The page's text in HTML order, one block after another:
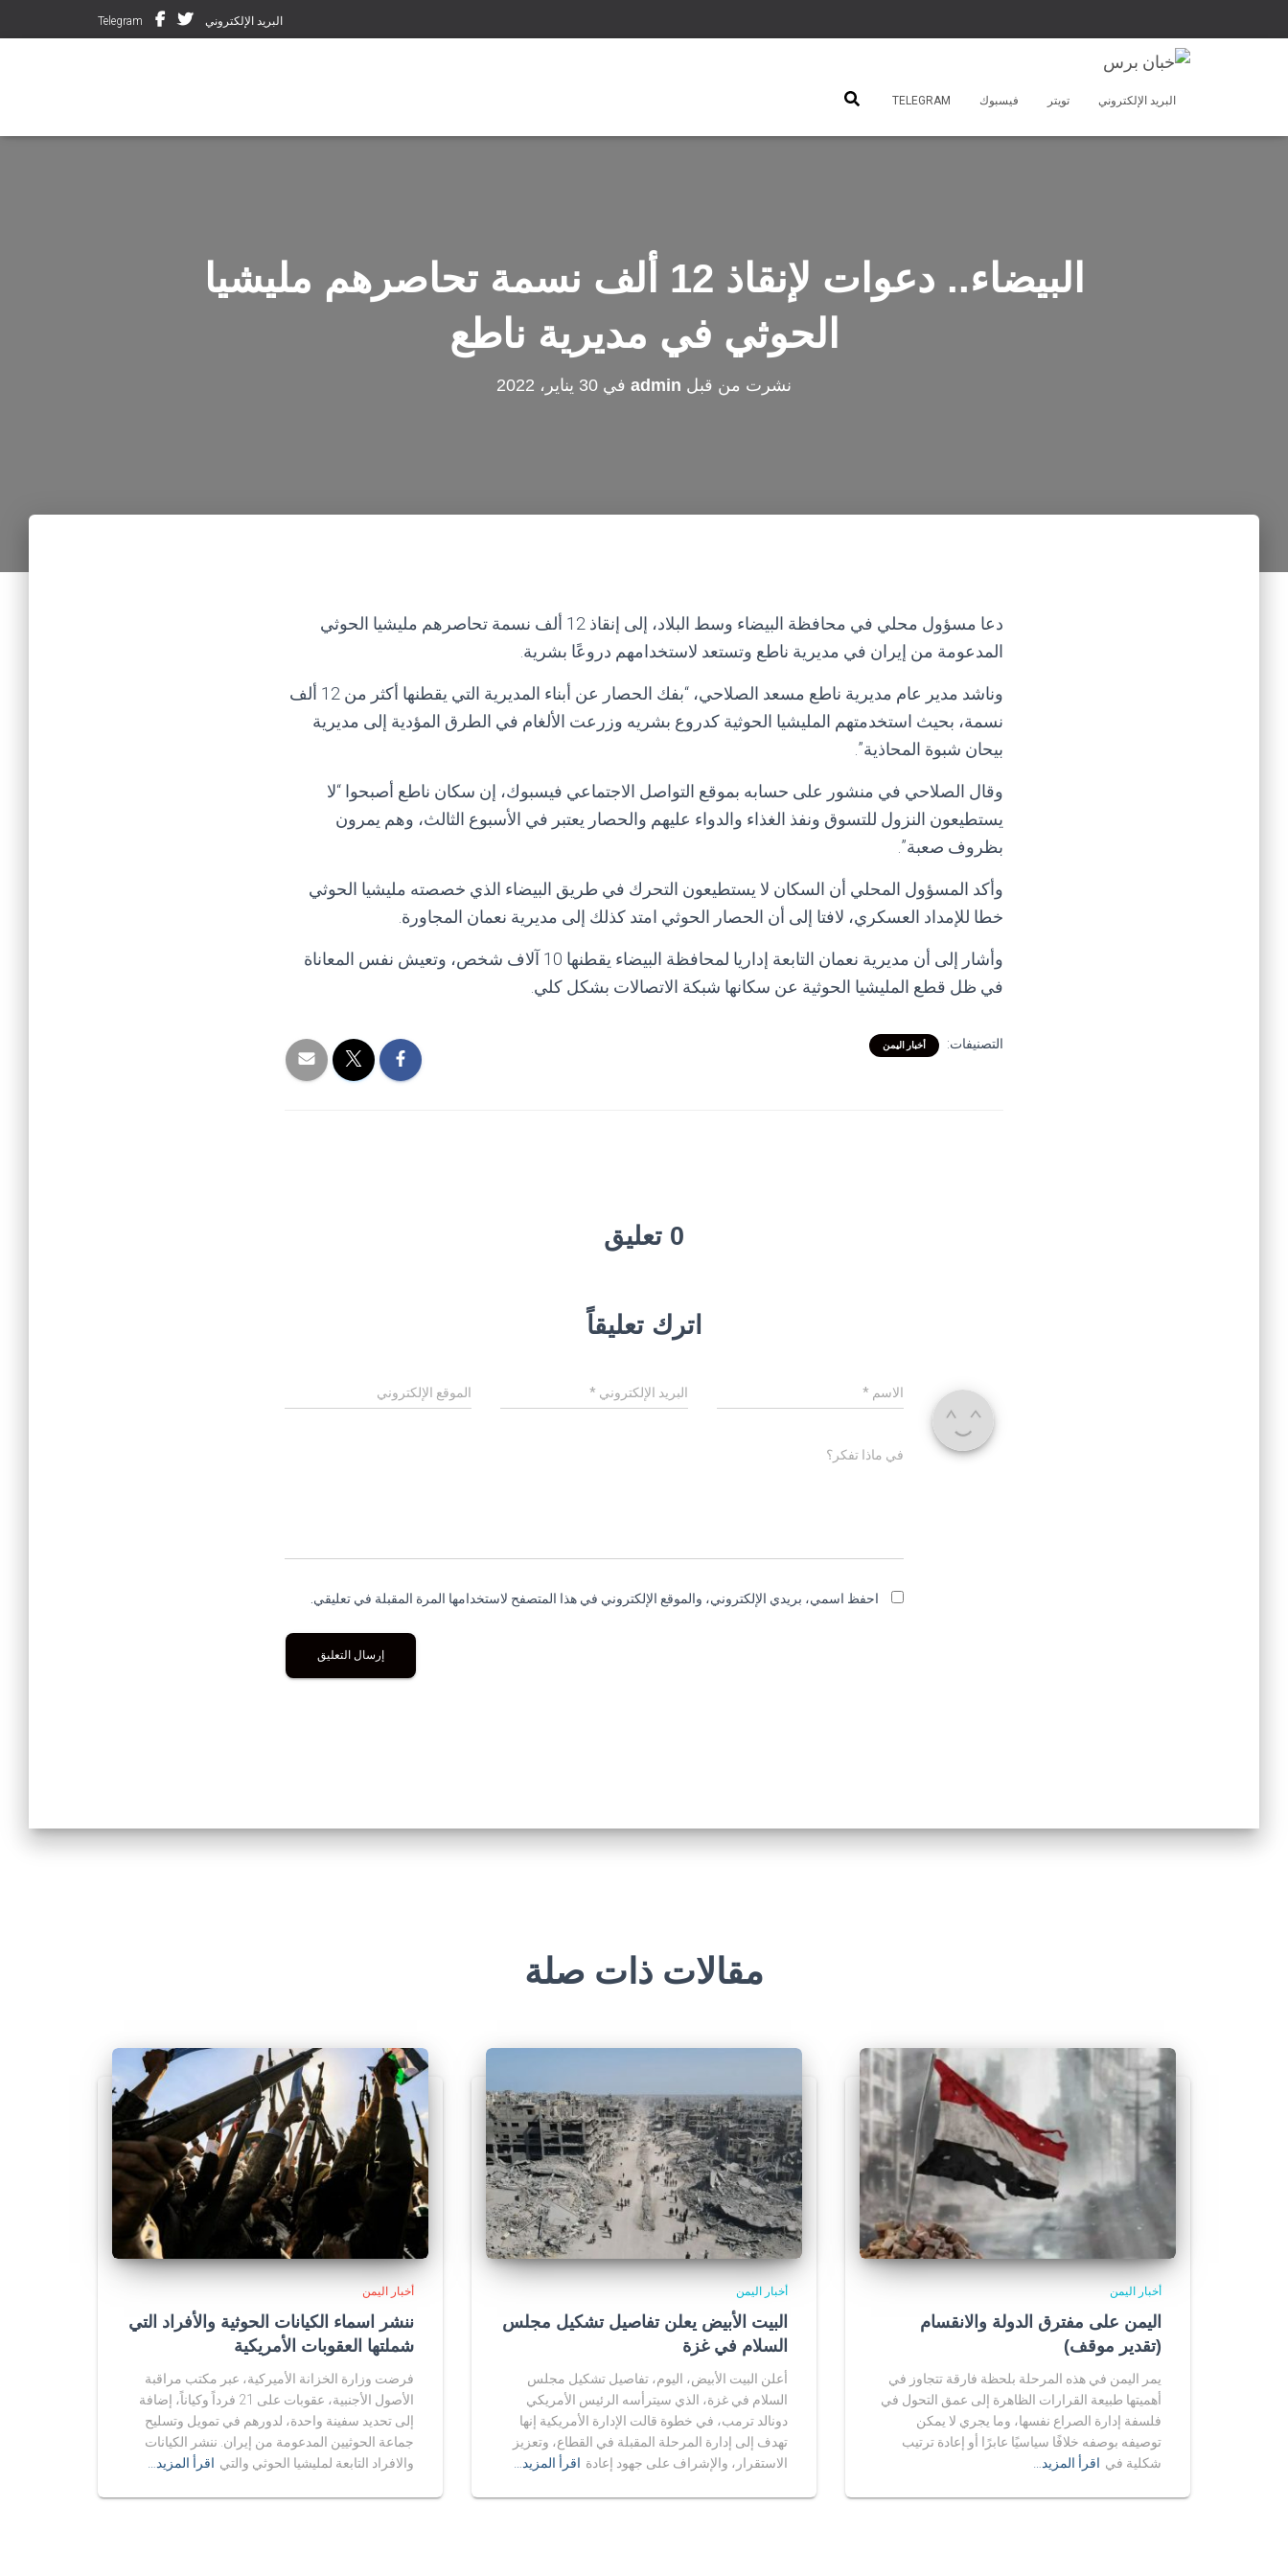
البريد الإلكتروني Telegram
البريد الإلكتروني تويتر فيسبوك TELEGRAM
البيضاء.. دعوات لإنقاذ 12 ألف نسمة تحاصرهم مليشيا
الحوثي في مديرية ناطع
نشرت من قبل admin في 30 يناير، 2022
دعا مسؤول محلي في محافظة البيضاء وسط البلاد، إلى إنقاذ 12 ألف نسمة تحاصرهم مليشيا الحوثي
المدعومة من إيران في مديرية ناطع وتستعد لاستخدامهم دروعًا بشرية.
وناشد مدير عام مديرية ناطع مسعد الصلاحي، “بفك الحصار عن أبناء المديرية التي يقطنها أكثر من 12 ألف
نسمة، بحيث استخدمتهم المليشيا الحوثية كدروع بشريه وزرعت الألغام في الطرق المؤدية إلى مديرية
بيحان شبوة المحاذية”.
وقال الصلاحي في منشور على حسابه بموقع التواصل الاجتماعي فيسبوك، إن سكان ناطع أصبحوا “لا
يستطيعون النزول للتسوق ونفذ الغذاء والدواء عليهم والحصار يعتبر في الأسبوع الثالث، وهم يمرون
بظروف صعبة”.
وأكد المسؤول المحلي أن السكان لا يستطيعون التحرك في طريق البيضاء الذي خصصته مليشيا الحوثي
خطا للإمداد العسكري، لافتا إلى أن الحصار الحوثي امتد كذلك إلى مديرية نعمان المجاورة.
وأشار إلى أن مديرية نعمان التابعة إداريا لمحافظة البيضاء يقطنها 10 آلاف شخص، وتعيش نفس المعاناة
في ظل قطع المليشيا الحوثية عن سكانها شبكة الاتصالات بشكل كلي.
التصنيفات: أخبار اليمن
0 تعليق
اترك تعليقاً
الاسم * البريد الإلكتروني * الموقع الإلكتروني
في ماذا تفكر؟
احفظ اسمي، بريدي الإلكتروني، والموقع الإلكتروني في هذا المتصفح لاستخدامها المرة المقبلة في تعليقي.
مقالات ذات صلة
أخبار اليمن
اليمن على مفترق الدولة والانقسام
(تقدير موقف)
يمر اليمن في هذه المرحلة بلحظة فارقة تتجاوز في
أهميتها طبيعة القرارات الظاهرة إلى عمق التحول في
فلسفة إدارة الصراع نفسها، وما يجري لا يمكن
توصيفه بوصفه خلافًا سياسيًا عابرًا أو إعادة ترتيب
شكلية في اقرأ المزيد…
أخبار اليمن
البيت الأبيض يعلن تفاصيل تشكيل مجلس
السلام في غزة
أعلن البيت الأبيض، اليوم، تفاصيل تشكيل مجلس
السلام في غزة، الذي سيترأسه الرئيس الأمريكي
دونالد ترمب، في خطوة قالت الإدارة الأمريكية إنها
تهدف إلى إدارة المرحلة المقبلة في القطاع، وتعزيز
الاستقرار، والإشراف على جهود إعادة اقرأ المزيد…
أخبار اليمن
ننشر اسماء الكيانات الحوثية والأفراد التي
شملتها العقوبات الأمريكية
فرضت وزارة الخزانة الأميركية، عبر مكتب مراقبة
الأصول الأجنبية، عقوبات على 21 فرداً وكياناً، إضافة
إلى تحديد سفينة واحدة، لدورهم في تمويل وتسليح
جماعة الحوثيين المدعومة من إيران. ننشر الكيانات
والافراد التابعة لمليشيا الحوثي والتي اقرأ المزيد…